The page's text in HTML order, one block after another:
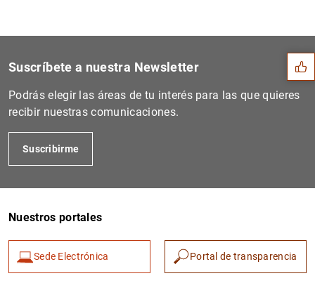
Sugerencias
1 2
Suscríbete a nuestra Newsletter
Podrás elegir las áreas de tu interés para las que quieres
recibir nuestras comunicaciones.
Suscribirme
Nuestros portales
Sede Electrónica Portal de transparencia